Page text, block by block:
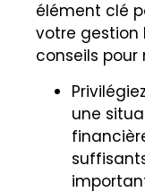
élément clé
votre gestion
conseils
une